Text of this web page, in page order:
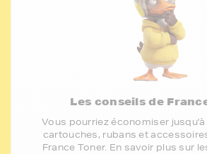
Les conseils de
Vous pourriez économiser jusqu'à
cartouches, rubans et
France Toner. En savoir plus sur